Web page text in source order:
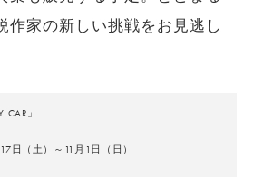
作家の新しい挑戦をお見逃し
CAR」
日（土）～11月1日（日）